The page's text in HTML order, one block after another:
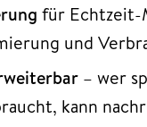
für
und
– wer
kann